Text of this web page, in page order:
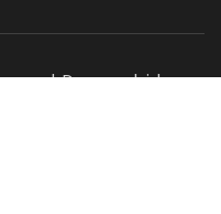
Desenvolvido por